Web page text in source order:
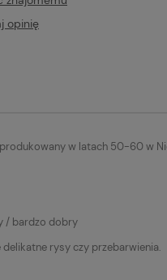
opinię
w latach 50-60 w
/ bardzo dobry
rysy czy przebarwienia.